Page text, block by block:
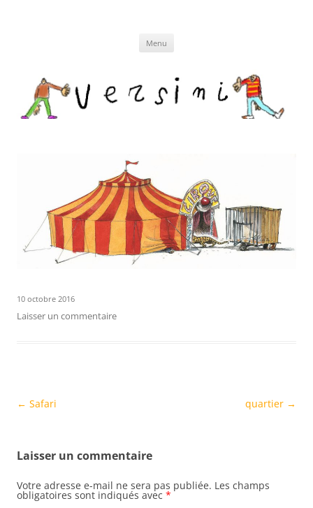
Menu
10 octobre 2016
Laisser un commentaire
Navigation
← Safari quartier →
Laisser un commentaire
Votre adresse e-mail ne sera pas publiée. Les champs
obligatoires sont indiqués avec *